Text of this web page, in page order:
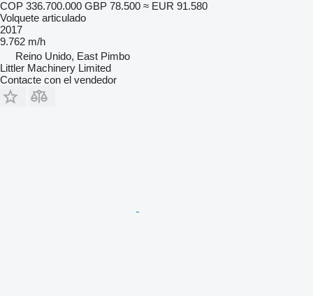
COP 336.700.000 GBP 78.500 ≈ EUR 91.580
Volquete articulado
2017
9.762 m/h
Reino Unido, East Pimbo
Littler Machinery Limited
Contacte con el vendedor